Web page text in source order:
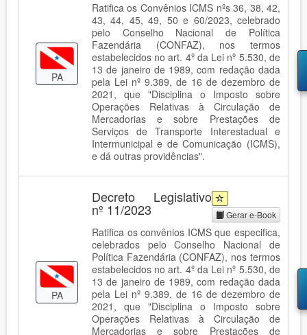
PA
Ratifica os Convênios ICMS nºs 36, 38, 42,
43, 44, 45, 49, 50 e 60/2023, celebrado
pelo Conselho Nacional de Política
Fazendária (CONFAZ), nos termos
estabelecidos no art. 4º da Lei nº 5.530, de
13 de janeiro de 1989, com redação dada
pela Lei nº 9.389, de 16 de dezembro de
2021, que "Disciplina o Imposto sobre
Operações Relativas à Circulação de
Mercadorias e sobre Prestações de
Serviços de Transporte Interestadual e
Intermunicipal e de Comunicação (ICMS),
e dá outras providências".
PA
Decreto Legislativo
nº 11/2023 Gerar e-Book
Ratifica os convênios ICMS que especifica,
celebrados pelo Conselho Nacional de
Política Fazendária (CONFAZ), nos termos
estabelecidos no art. 4º da Lei nº 5.530, de
13 de janeiro de 1989, com redação dada
pela Lei nº 9.389, de 16 de dezembro de
2021, que "Disciplina o Imposto sobre
Operações Relativas à Circulação de
Mercadorias e sobre Prestações de